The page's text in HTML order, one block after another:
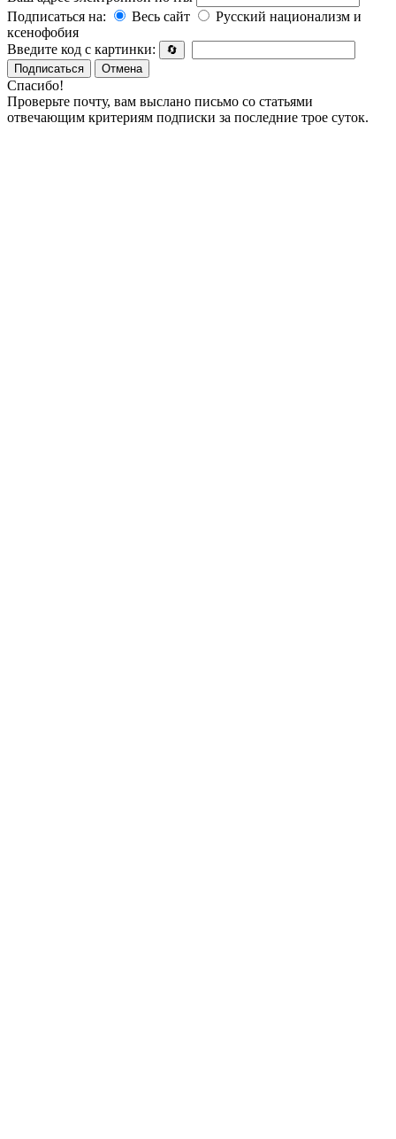
Подписаться на:
Весь сайт
Русский национализм и
ксенофобия
Введите код с картинки:
🔄
Подписаться
Отмена
Спасибо!
Проверьте почту, вам выслано письмо со статьями
отвечающим критериям подписки за последние трое суток.